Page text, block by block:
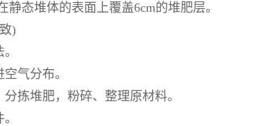
态堆体的表面上覆盖6cm的堆肥层。
)
气分布。
拣堆肥，粉碎、整理原材料。